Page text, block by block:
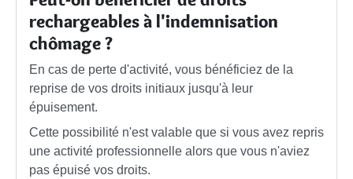
rechargeables à l'indemnisation
chômage ?
En cas de perte d'activité, vous bénéficiez de la
reprise de vos droits initiaux jusqu'à leur
épuisement.
Cette possibilité n'est valable que si vous avez repris
une activité professionnelle alors que vous n'aviez
pas épuisé vos droits.